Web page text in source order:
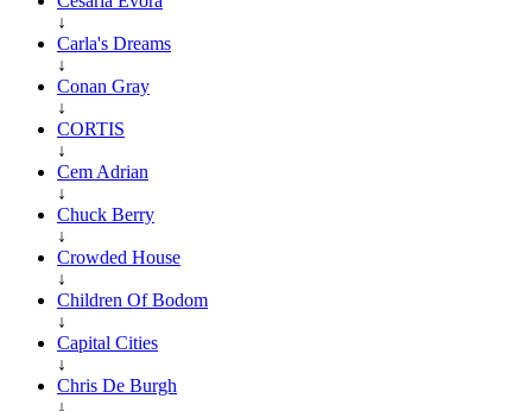
↓
Carla's Dreams
↓
Conan Gray
↓
CORTIS
↓
Cem Adrian
↓
Chuck Berry
↓
Crowded House
↓
Children Of Bodom
↓
Capital Cities
↓
Chris De Burgh
↓